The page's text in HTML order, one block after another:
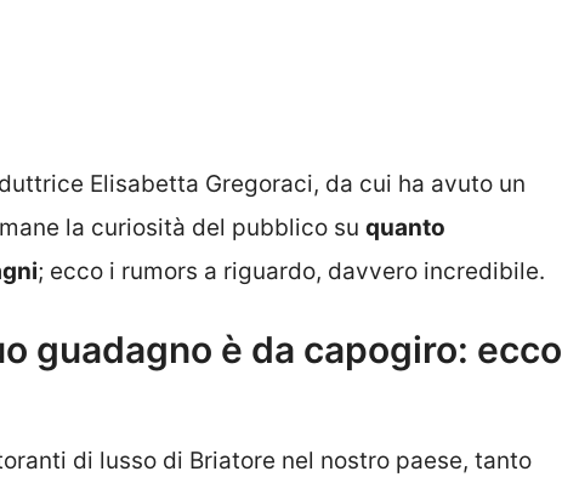
Elisabetta Gregoraci, da cui ha avuto un
la curiosità del pubblico su quanto
; ecco i rumors a riguardo, davvero incredibile.
guadagno è da capogiro: ecco
di lusso di Briatore nel nostro paese, tanto